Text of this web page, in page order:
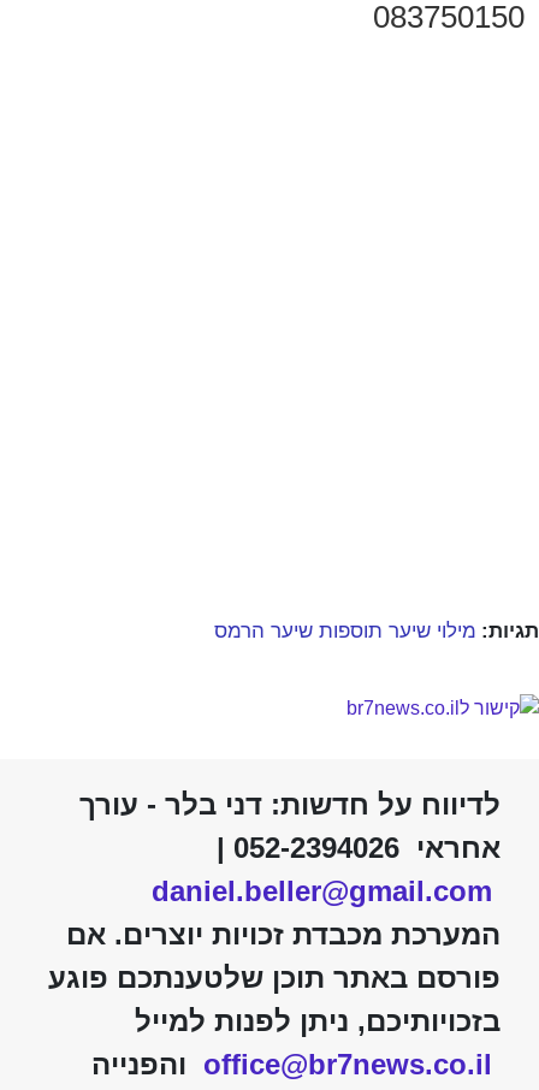
083750150
תגיות: מילוי שיער תוספות שיער הרמס
לדיווח על חדשות: דני בלר - עורך
אחראי 052-2394026 |
daniel.beller@gmail.com
המערכת מכבדת זכויות יוצרים. אם
פורסם באתר תוכן שלטענתכם פוגע
בזכויותיכם, ניתן לפנות למייל
office@br7news.co.il והפנייה